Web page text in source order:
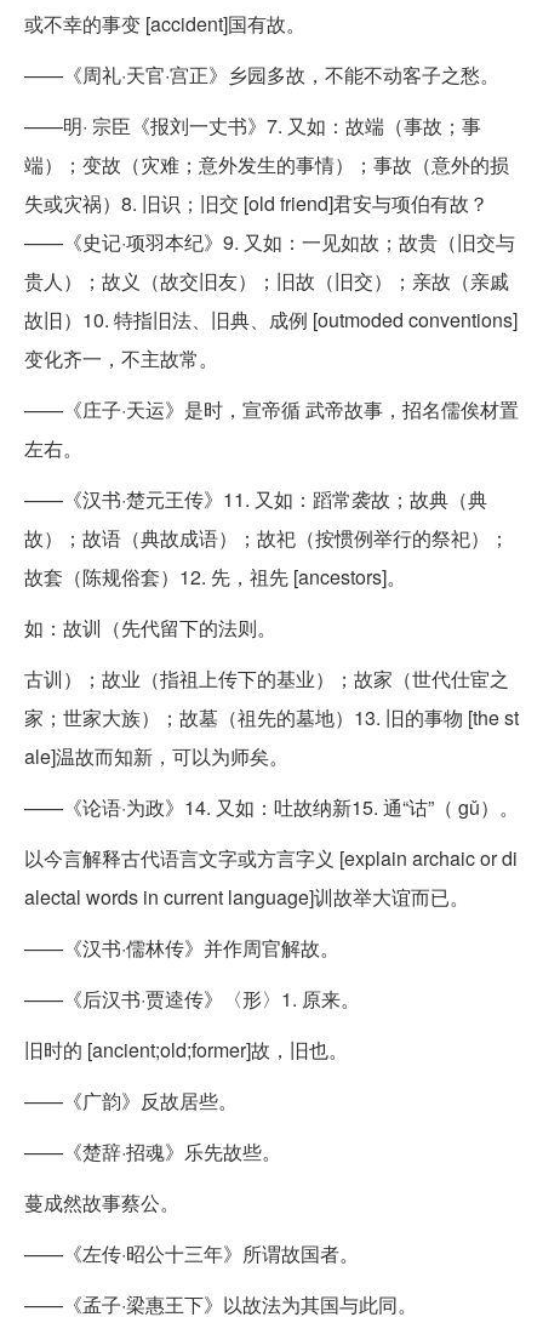
或不幸的事变 [accident]国有故。
——《周礼·天官·宫正》乡园多故，不能不动客子之愁。
——明· 宗臣《报刘一丈书》7. 又如：故端（事故；事
端）；变故（灾难；意外发生的事情）；事故（意外的损
失或灾祸）8. 旧识；旧交 [old friend]君安与项伯有故？
——《史记·项羽本纪》9. 又如：一见如故；故贵（旧交与
贵人）；故义（故交旧友）；旧故（旧交）；亲故（亲戚
故旧）10. 特指旧法、旧典、成例 [outmoded conventions]
变化齐一，不主故常。
——《庄子·天运》是时，宣帝循 武帝故事，招名儒俟材置
左右。
——《汉书·楚元王传》11. 又如：蹈常袭故；故典（典
故）；故语（典故成语）；故祀（按惯例举行的祭祀）；
故套（陈规俗套）12. 先，祖先 [ancestors]。
如：故训（先代留下的法则。
古训）；故业（指祖上传下的基业）；故家（世代仕宦之
家；世家大族）；故墓（祖先的墓地）13. 旧的事物 [the st
ale]温故而知新，可以为师矣。
——《论语·为政》14. 又如：吐故纳新15. 通“诂”（ gǔ）。
以今言解释古代语言文字或方言字义 [explain archaic or di
alectal words in current language]训故举大谊而已。
——《汉书·儒林传》并作周官解故。
——《后汉书·贾逵传》〈形〉1. 原来。
旧时的 [ancient;old;former]故，旧也。
——《广韵》反故居些。
——《楚辞·招魂》乐先故些。
蔓成然故事蔡公。
——《左传·昭公十三年》所谓故国者。
——《孟子·梁惠王下》以故法为其国与此同。